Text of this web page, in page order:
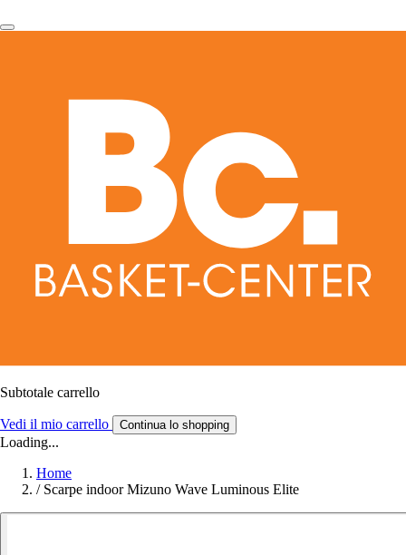
Subtotale carrello
Vedi il mio carrello Continua lo shopping
Loading...
Home
/ Scarpe indoor Mizuno Wave Luminous Elite